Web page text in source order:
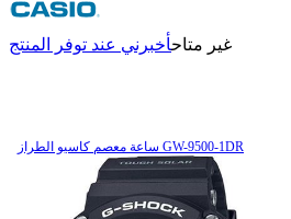
غير متاحأخبرني عند توفر المنتج
ساعة معصم کاسیو الطراز GW-9500-1DR